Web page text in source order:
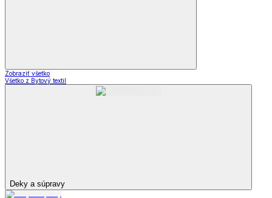
Zobraziť všetko
Všetko z Bytový textil
Deky a súpravy